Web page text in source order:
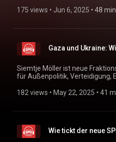
auch alle davon profitieren.
175 views • Jun 6, 2025 • 48 min
Gaza und Ukraine:
Siemtje Möller ist neue
für Außenpolitik, Verteidigung,
Ukraine, und erklärt, wie die
182 views • May 22, 2025 • 41
Wie tickt der neue